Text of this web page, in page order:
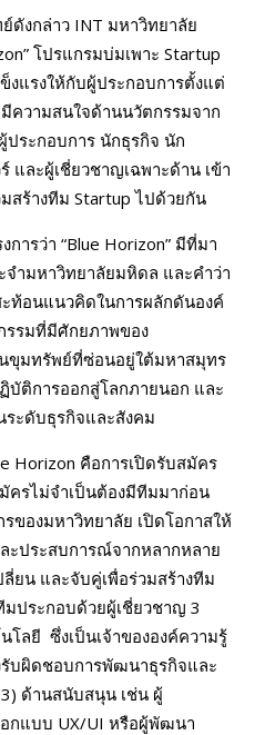
ดังกล่าว INT มหาวิทยาลัย
โปรแกรมบ่มเพาะ Startup
งแรงให้กับผู้ประกอบการตั้งแต่
ความสนใจด้านนวัตกรรมจาก
ระกอบการ นักธุรกิจ นัก
ละผู้เชี่ยวชาญเฉพาะด้าน เข้า
สร้างทีม Startup ไปด้วยกัน
การว่า “Blue Horizon” มีที่มา
จำมหาวิทยาลัยมหิดล และคำว่า
ะท้อนแนวคิดในการผลักดันองค์
รรมที่มีศักยภาพของ
ขุมทรัพย์ที่ซ่อนอยู่ใต้มหาสมุทร
บัติการออกสู่โลกภายนอก และ
ระดับธุรกิจและสังคม
Horizon คือการเปิดรับสมัคร
รไม่จำเป็นต้องมีทีมมาก่อน
ของมหาวิทยาลัย เปิดโอกาสให้
ะประสบการณ์จากหลากหลาย
ยน และจับคู่เพื่อร่วมสร้างทีม
ประกอบด้วยผู้เชี่ยวชาญ 3
ลยี ซึ่งเป็นเจ้าขององค์ความรู้
บผิดชอบการพัฒนาธุรกิจและ
ด้านสนับสนุน เช่น ผู้
กแบบ UX/UI หรือผู้พัฒนา